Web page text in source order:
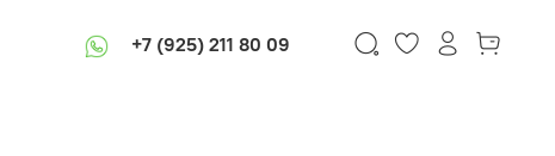
+7 (925) 211 80 09